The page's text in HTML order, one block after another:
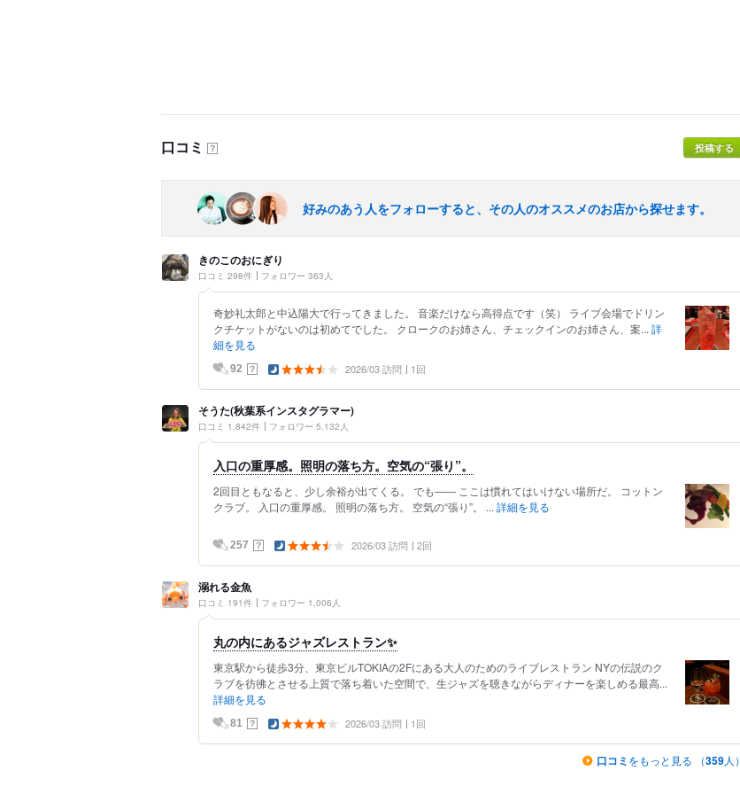
口コミ ？ 投稿する
好みのあう人をフォローすると、その人のオススメのお店から探せます。
きのこのおにぎり
口コミ 298件 フォロワー 363人
奇妙礼太郎と中込陽大で行ってきました。 音楽だけなら高得点です（笑） ライブ会場でドリン
クチケットがないのは初めてでした。 クロークのお姉さん、チェックインのお姉さん、案... 詳
細を見る
92 ？ 2026/03 訪問 1回
そうた(秋葉系インスタグラマー)
口コミ 1,842件 フォロワー 5,132人
入口の重厚感。照明の落ち方。空気の“張り”。
2回目ともなると、少し余裕が出てくる。 でも―― ここは慣れてはいけない場所だ。 コットン
クラブ。 入口の重厚感。 照明の落ち方。 空気の“張り”。 ... 詳細を見る
257 ？ 2026/03 訪問 2回
溺れる金魚
口コミ 191件 フォロワー 1,006人
丸の内にあるジャズレストラン✨️
東京駅から徒歩3分、東京ビルTOKIAの2Fにある大人のためのライブレストラン NYの伝説のク
ラブを彷彿とさせる上質で落ち着いた空間で、生ジャズを聴きながらディナーを楽しめる最高...
詳細を見る
81 ？ 2026/03 訪問 1回
口コミ をもっと見る （359人）